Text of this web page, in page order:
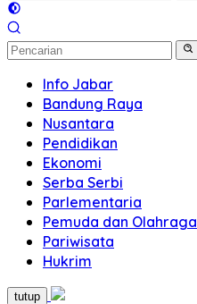
Info Jabar
Bandung Raya
Nusantara
Pendidikan
Ekonomi
Serba Serbi
Parlementaria
Pemuda dan Olahraga
Pariwisata
Hukrim
tutup